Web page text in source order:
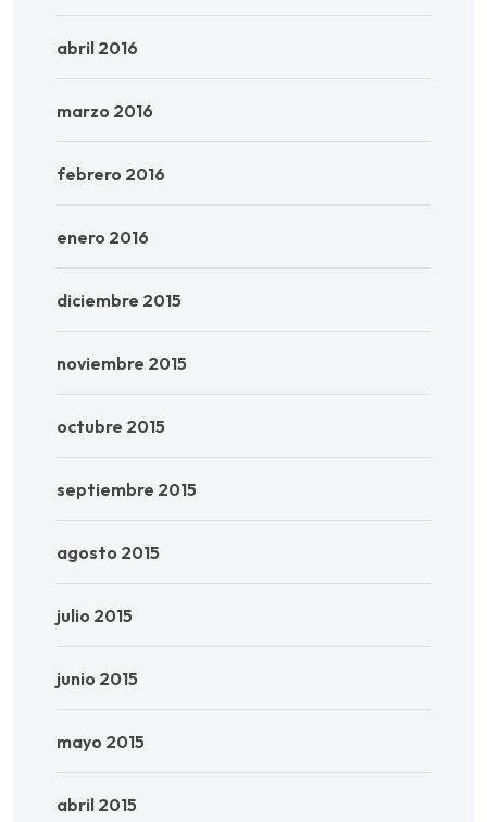
abril 2016
marzo 2016
febrero 2016
enero 2016
diciembre 2015
noviembre 2015
octubre 2015
septiembre 2015
agosto 2015
julio 2015
junio 2015
mayo 2015
abril 2015